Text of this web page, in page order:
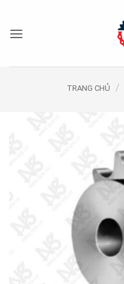
nội
TRANG CHỦ /